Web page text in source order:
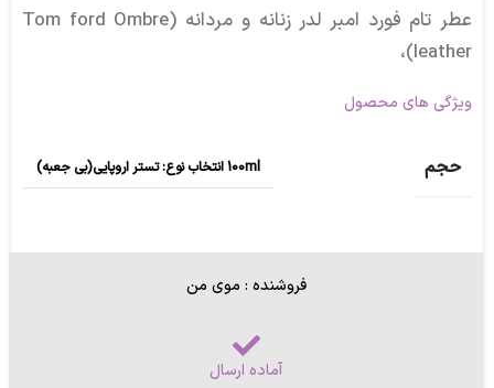
عطر تام فورد امبر لدر زنانه و مردانه (Tom ford Ombre
leather)،
ویژگی های محصول
حجم 100ml انتخاب نوع: تستر اروپایی(بی جعبه)
فروشنده : موی من
آماده ارسال